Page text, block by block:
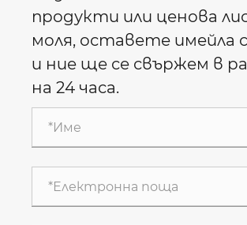
продукти или ценова
моля, оставете имейла
и ние ще се свържем в
на 24 часа.